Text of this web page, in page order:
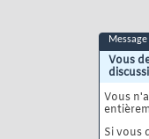
Message
Vous
Vous
Si vous